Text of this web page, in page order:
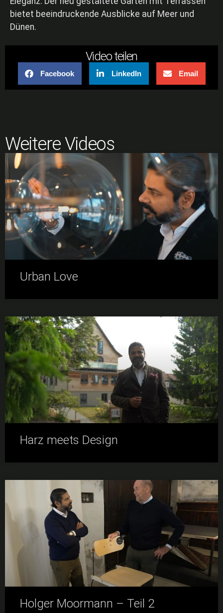
bietet beeindruckende Ausblicke auf Meer und
Dünen.
Video teilen
Facebook LinkedIn Email
Weitere Videos
Urban Love
Harz meets Design
Holger Moormann – Teil 2